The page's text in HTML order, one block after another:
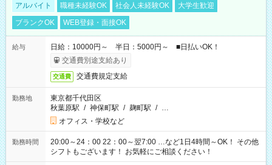
アルバイト 職種未経験OK 社会人未経験OK
大学生歓迎
ブランクOK
WEB登録・面接OK
給与
日給：10000円～ 半日：5000円～ ■日払いOK！
交通費別途支給あり
交通費 交通費規定支給
勤務地
東京都千代田区
秋葉原駅 / 神保町駅 / 麹町駅 / …
オフィス・学校など
勤務時間
20:00～24：00 22：00～翌7:00 …など1日4時間～OK！ その他
シフトもございます！ お気軽にご相談ください！